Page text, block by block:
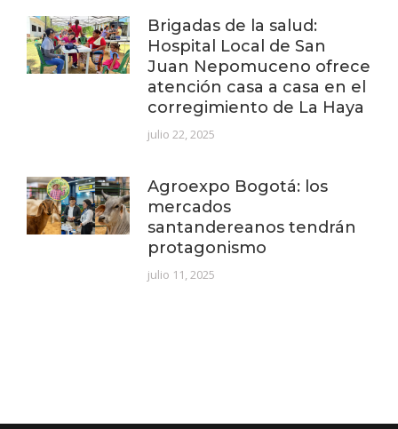
Brigadas de la salud:
Hospital Local de San
Juan Nepomuceno ofrece
atención casa a casa en el
corregimiento de La Haya
julio 22, 2025
Agroexpo Bogotá: los
mercados
santandereanos tendrán
protagonismo
julio 11, 2025